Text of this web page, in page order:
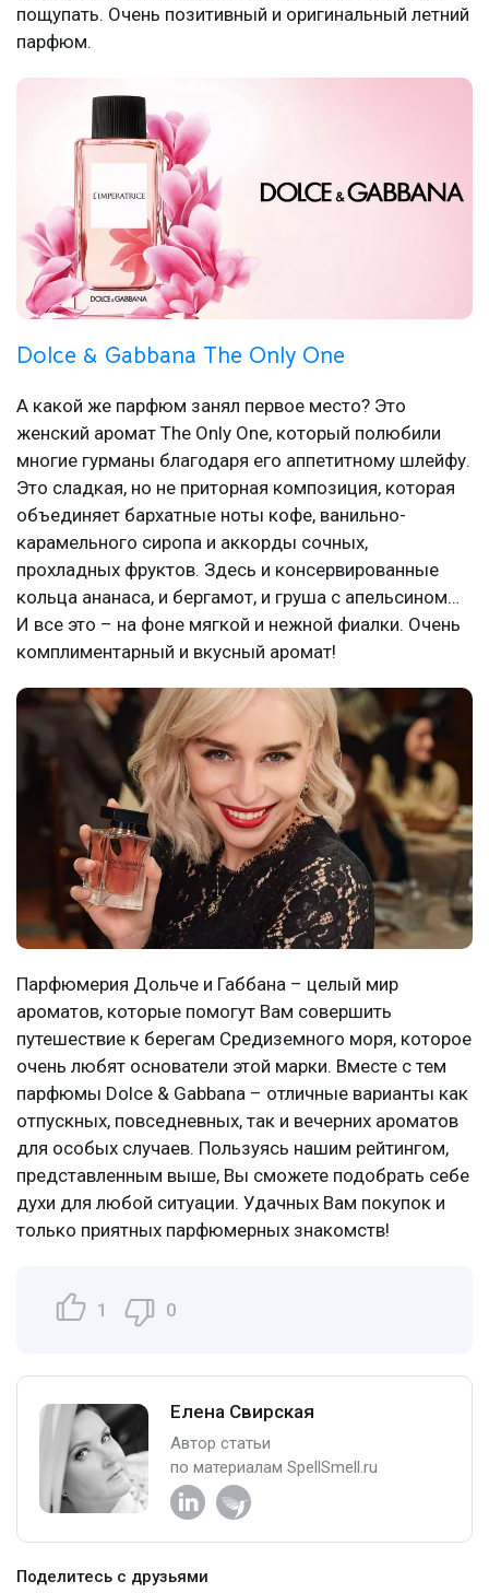
пощупать. Очень позитивный и оригинальный летний
парфюм.
Dolce & Gabbana The Only One
А какой же парфюм занял первое место? Это
женский аромат The Only One, который полюбили
многие гурманы благодаря его аппетитному шлейфу.
Это сладкая, но не приторная композиция, которая
объединяет бархатные ноты кофе, ванильно-
карамельного сиропа и аккорды сочных,
прохладных фруктов. Здесь и консервированные
кольца ананаса, и бергамот, и груша с апельсином…
И все это – на фоне мягкой и нежной фиалки. Очень
комплиментарный и вкусный аромат!
Парфюмерия Дольче и Габбана – целый мир
ароматов, которые помогут Вам совершить
путешествие к берегам Средиземного моря, которое
очень любят основатели этой марки. Вместе с тем
парфюмы Dolce & Gabbana – отличные варианты как
отпускных, повседневных, так и вечерних ароматов
для особых случаев. Пользуясь нашим рейтингом,
представленным выше, Вы сможете подобрать себе
духи для любой ситуации. Удачных Вам покупок и
только приятных парфюмерных знакомств!
1 0
Елена Свирская
Автор статьи
по материалам SpellSmell.ru
Поделитесь с друзьями